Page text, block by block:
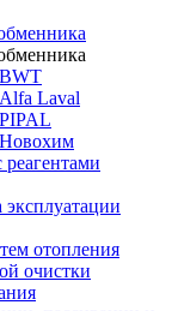
Laval
эксплуатации
отопления
очистки